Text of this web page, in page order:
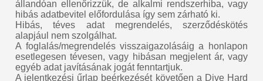
állandóan ellenőrizzük, de alkalmi rendszerhiba, vagy
hibás adatbevitel előfordulása így sem zárható ki.
Hibás, téves adat megrendelés, szerződéskötés
alapjául nem szolgálhat.
A foglalás/megrendelés visszaigazolásáig a honlapon
esetlegesen tévesen, vagy hibásan megjelent ár, vagy
egyéb adat javításának jogát fenntartjuk.
A jelentkezési űrlap beérkezését követően a Dive Hard